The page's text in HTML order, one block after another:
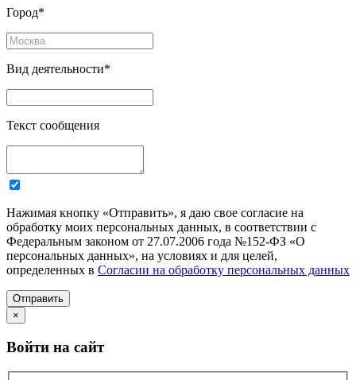
Город*
Вид деятельности*
Текст сообщения
Нажимая кнопку «Отправить», я даю свое согласие на
обработку моих персональных данных, в соответствии с
Федеральным законом от 27.07.2006 года №152-ФЗ «О
персональных данных», на условиях и для целей,
определенных в Согласии на обработку персональных данных
Отправить
×
Войти на сайт